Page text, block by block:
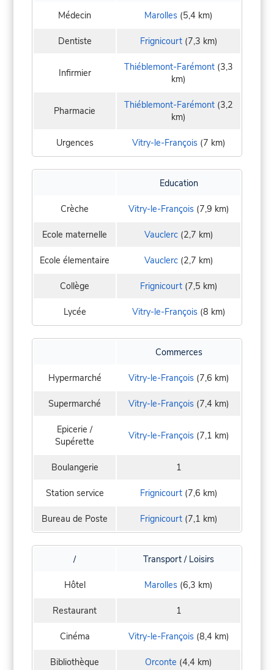
Médecin Marolles (5,4 km)
Dentiste Frignicourt(7,3 km)
Infirmier Thiéblemont-Farémont (3,3
km)
Pharmacie Thiéblemont-Farémont (3,2
km)
Urgences Vitry-le-François(7 km)
Education
Crèche Vitry-le-François(7,9 km)
Ecole maternelle Vauclerc(2,7 km)
Ecole élementaire Vauclerc(2,7 km)
Collège Frignicourt(7,5 km)
Lycée Vitry-le-François(8 km)
Commerces
Hypermarché Vitry-le-François(7,6 km)
Supermarché Vitry-le-François(7,4 km)
Epicerie /
Supérette
Vitry-le-François(7,1 km)
Boulangerie 1
Station service Frignicourt(7,6 km)
Bureau de Poste Frignicourt(7,1 km)
/ Transport / Loisirs
Hôtel Marolles (6,3 km)
Restaurant 1
Cinéma Vitry-le-François(8,4 km)
Bibliothèque Orconte (4,4 km)